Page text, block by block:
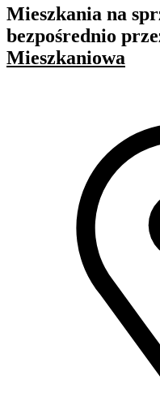
Mieszkania na
bezpośrednio
Mieszkaniowa